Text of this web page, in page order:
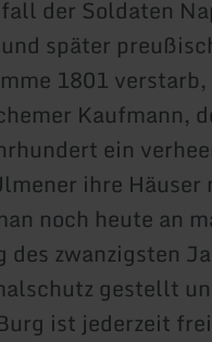
der Soldaten
später
1801
Kaufmann,
ein
ihre
noch heute an
des zwanzigsten
gestellt
ist jederzeit